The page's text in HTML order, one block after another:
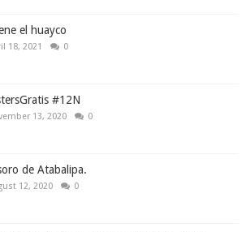
el huayco
18, 2021 0
#12N
13, 2020 0
de Atabalipa.
12, 2020 0